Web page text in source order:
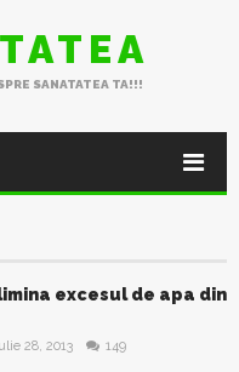
SANATATEA TA!!!
excesul de apa din
28, 2013 149